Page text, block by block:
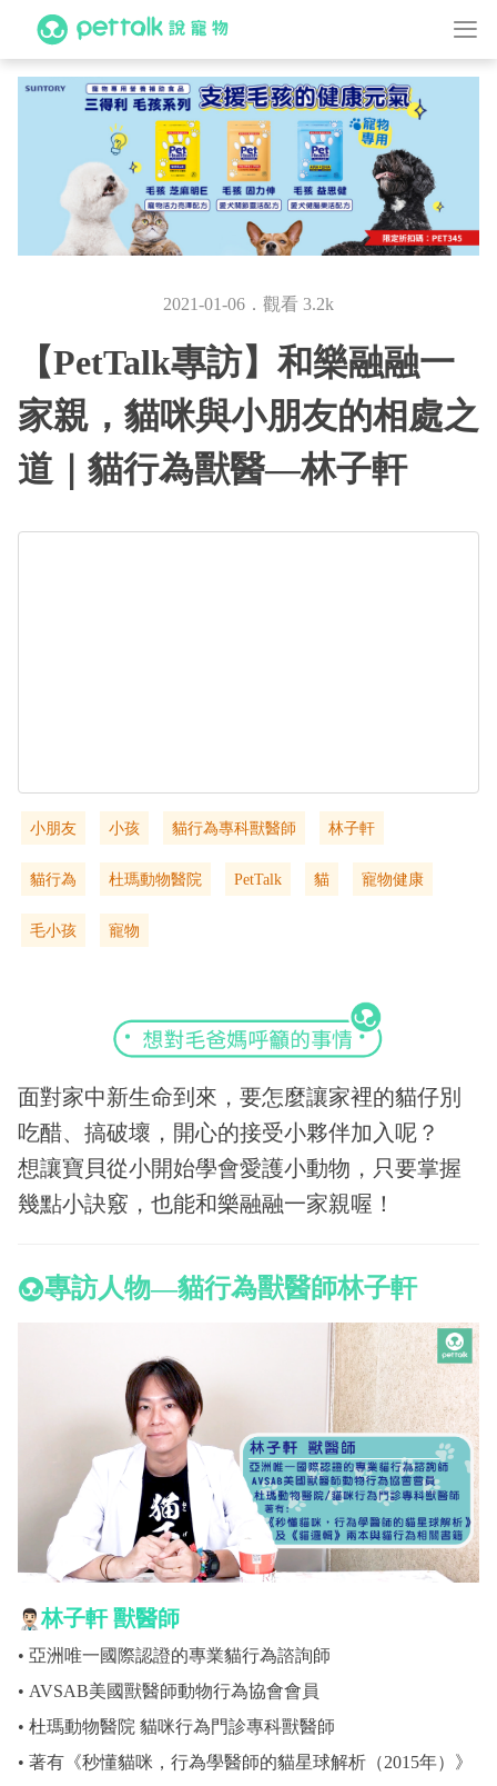
2021-01-06．觀看 3.2k
【PetTalk專訪】和樂融融一
家親，貓咪與小朋友的相處之
道｜貓行為獸醫—林子軒
小朋友 小孩 貓行為專科獸醫師 林子軒
貓行為 杜瑪動物醫院 PetTalk 貓 寵物健康
毛小孩 寵物
面對家中新生命到來，要怎麼讓家裡的貓仔別
吃醋、搞破壞，開心的接受小夥伴加入呢？
想讓寶貝從小開始學會愛護小動物，只要掌握
幾點小訣竅，也能和樂融融一家親喔！
專訪人物—貓行為獸醫師林子軒
林子軒 獸醫師
• 亞洲唯一國際認證的專業貓行為諮詢師
• AVSAB美國獸醫師動物行為協會會員
• 杜瑪動物醫院 貓咪行為門診專科獸醫師
• 著有《秒懂貓咪，行為學醫師的貓星球解析（2015年）》